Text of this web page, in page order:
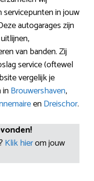
servicepunten in jouw
autogarages zijn
van banden. Zij
service (oftewel
vergelijk je
inBrouwershaven,
enDreischor.
Klik hierom jouw